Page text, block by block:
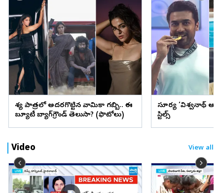
వేశ్య పాత్రలో అదరగొట్టిన వామికా గబ్బి.. ఈ
బ్యూటీ బ్యాగ్‌గ్రౌండ్‌ తెలుసా? (ఫొటోలు)
సూర్య ‘విశ్వనాథ్
స్టిల్స్
Video View all